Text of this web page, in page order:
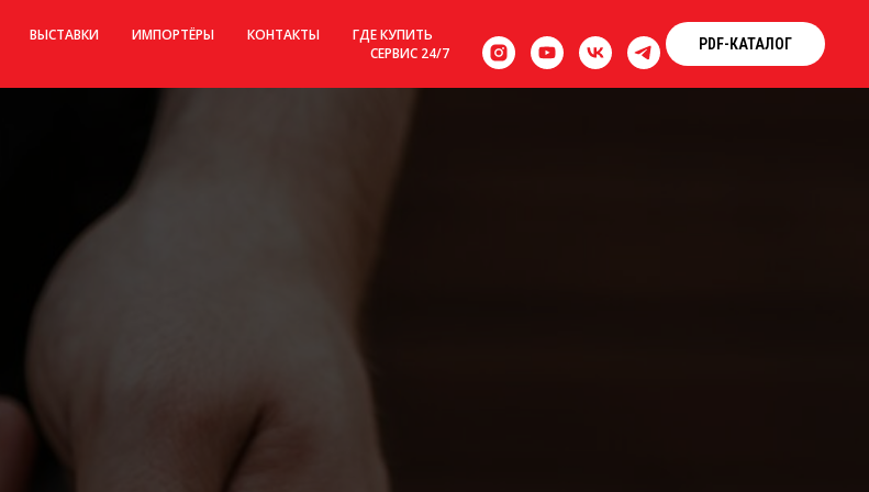
ВЫСТАВКИ ИМПОРТЁРЫ КОНТАКТЫ
ГДЕ КУПИТЬ
СЕРВИС 24/7
PDF-КАТАЛОГ